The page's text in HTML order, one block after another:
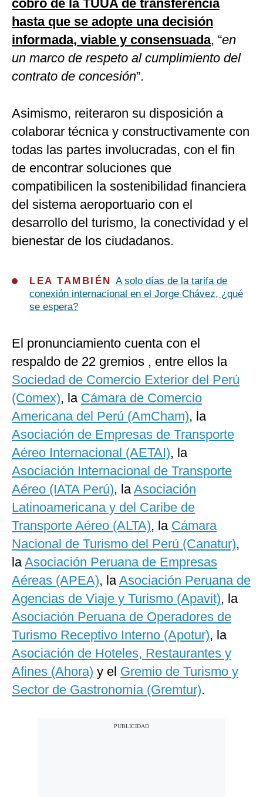
cobro de la TUUA de transferencia
hasta que se adopte una decisión
informada, viable y consensuada, “en
un marco de respeto al cumplimiento del
contrato de concesión”.
Asimismo, reiteraron su disposición a
colaborar técnica y constructivamente con
todas las partes involucradas, con el fin
de encontrar soluciones que
compatibilicen la sostenibilidad financiera
del sistema aeroportuario con el
desarrollo del turismo, la conectividad y el
bienestar de los ciudadanos.
LEA TAMBIÉN A solo días de la tarifa de
conexión internacional en el Jorge Chávez, ¿qué
se espera?
El pronunciamiento cuenta con el
respaldo de 22 gremios , entre ellos la
Sociedad de Comercio Exterior del Perú
(Comex), la Cámara de Comercio
Americana del Perú (AmCham), la
Asociación de Empresas de Transporte
Aéreo Internacional (AETAI), la
Asociación Internacional de Transporte
Aéreo (IATA Perú), laAsociación
Latinoamericana y del Caribe de
Transporte Aéreo (ALTA), la Cámara
Nacional de Turismo del Perú (Canatur),
laAsociación Peruana de Empresas
Aéreas (APEA), laAsociación Peruana de
Agencias de Viaje y Turismo (Apavit), la
Asociación Peruana de Operadores de
Turismo Receptivo Interno (Apotur), la
Asociación de Hoteles, Restaurantes y
Afines (Ahora) y el Gremio de Turismo y
Sector de Gastronomía (Gremtur).